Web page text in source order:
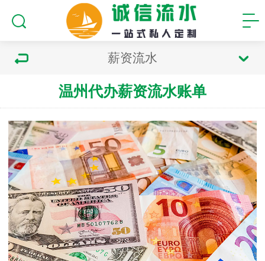
薪资流水
温州代办薪资流水账单